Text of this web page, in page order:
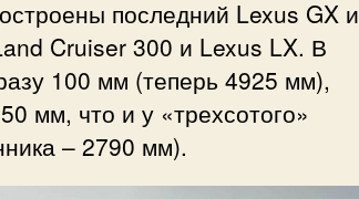
последний Lexus GX и
Cruiser 300 и Lexus LX. В
100 мм (теперь 4925 мм),
мм, что и у «трехсотого»
– 2790 мм).